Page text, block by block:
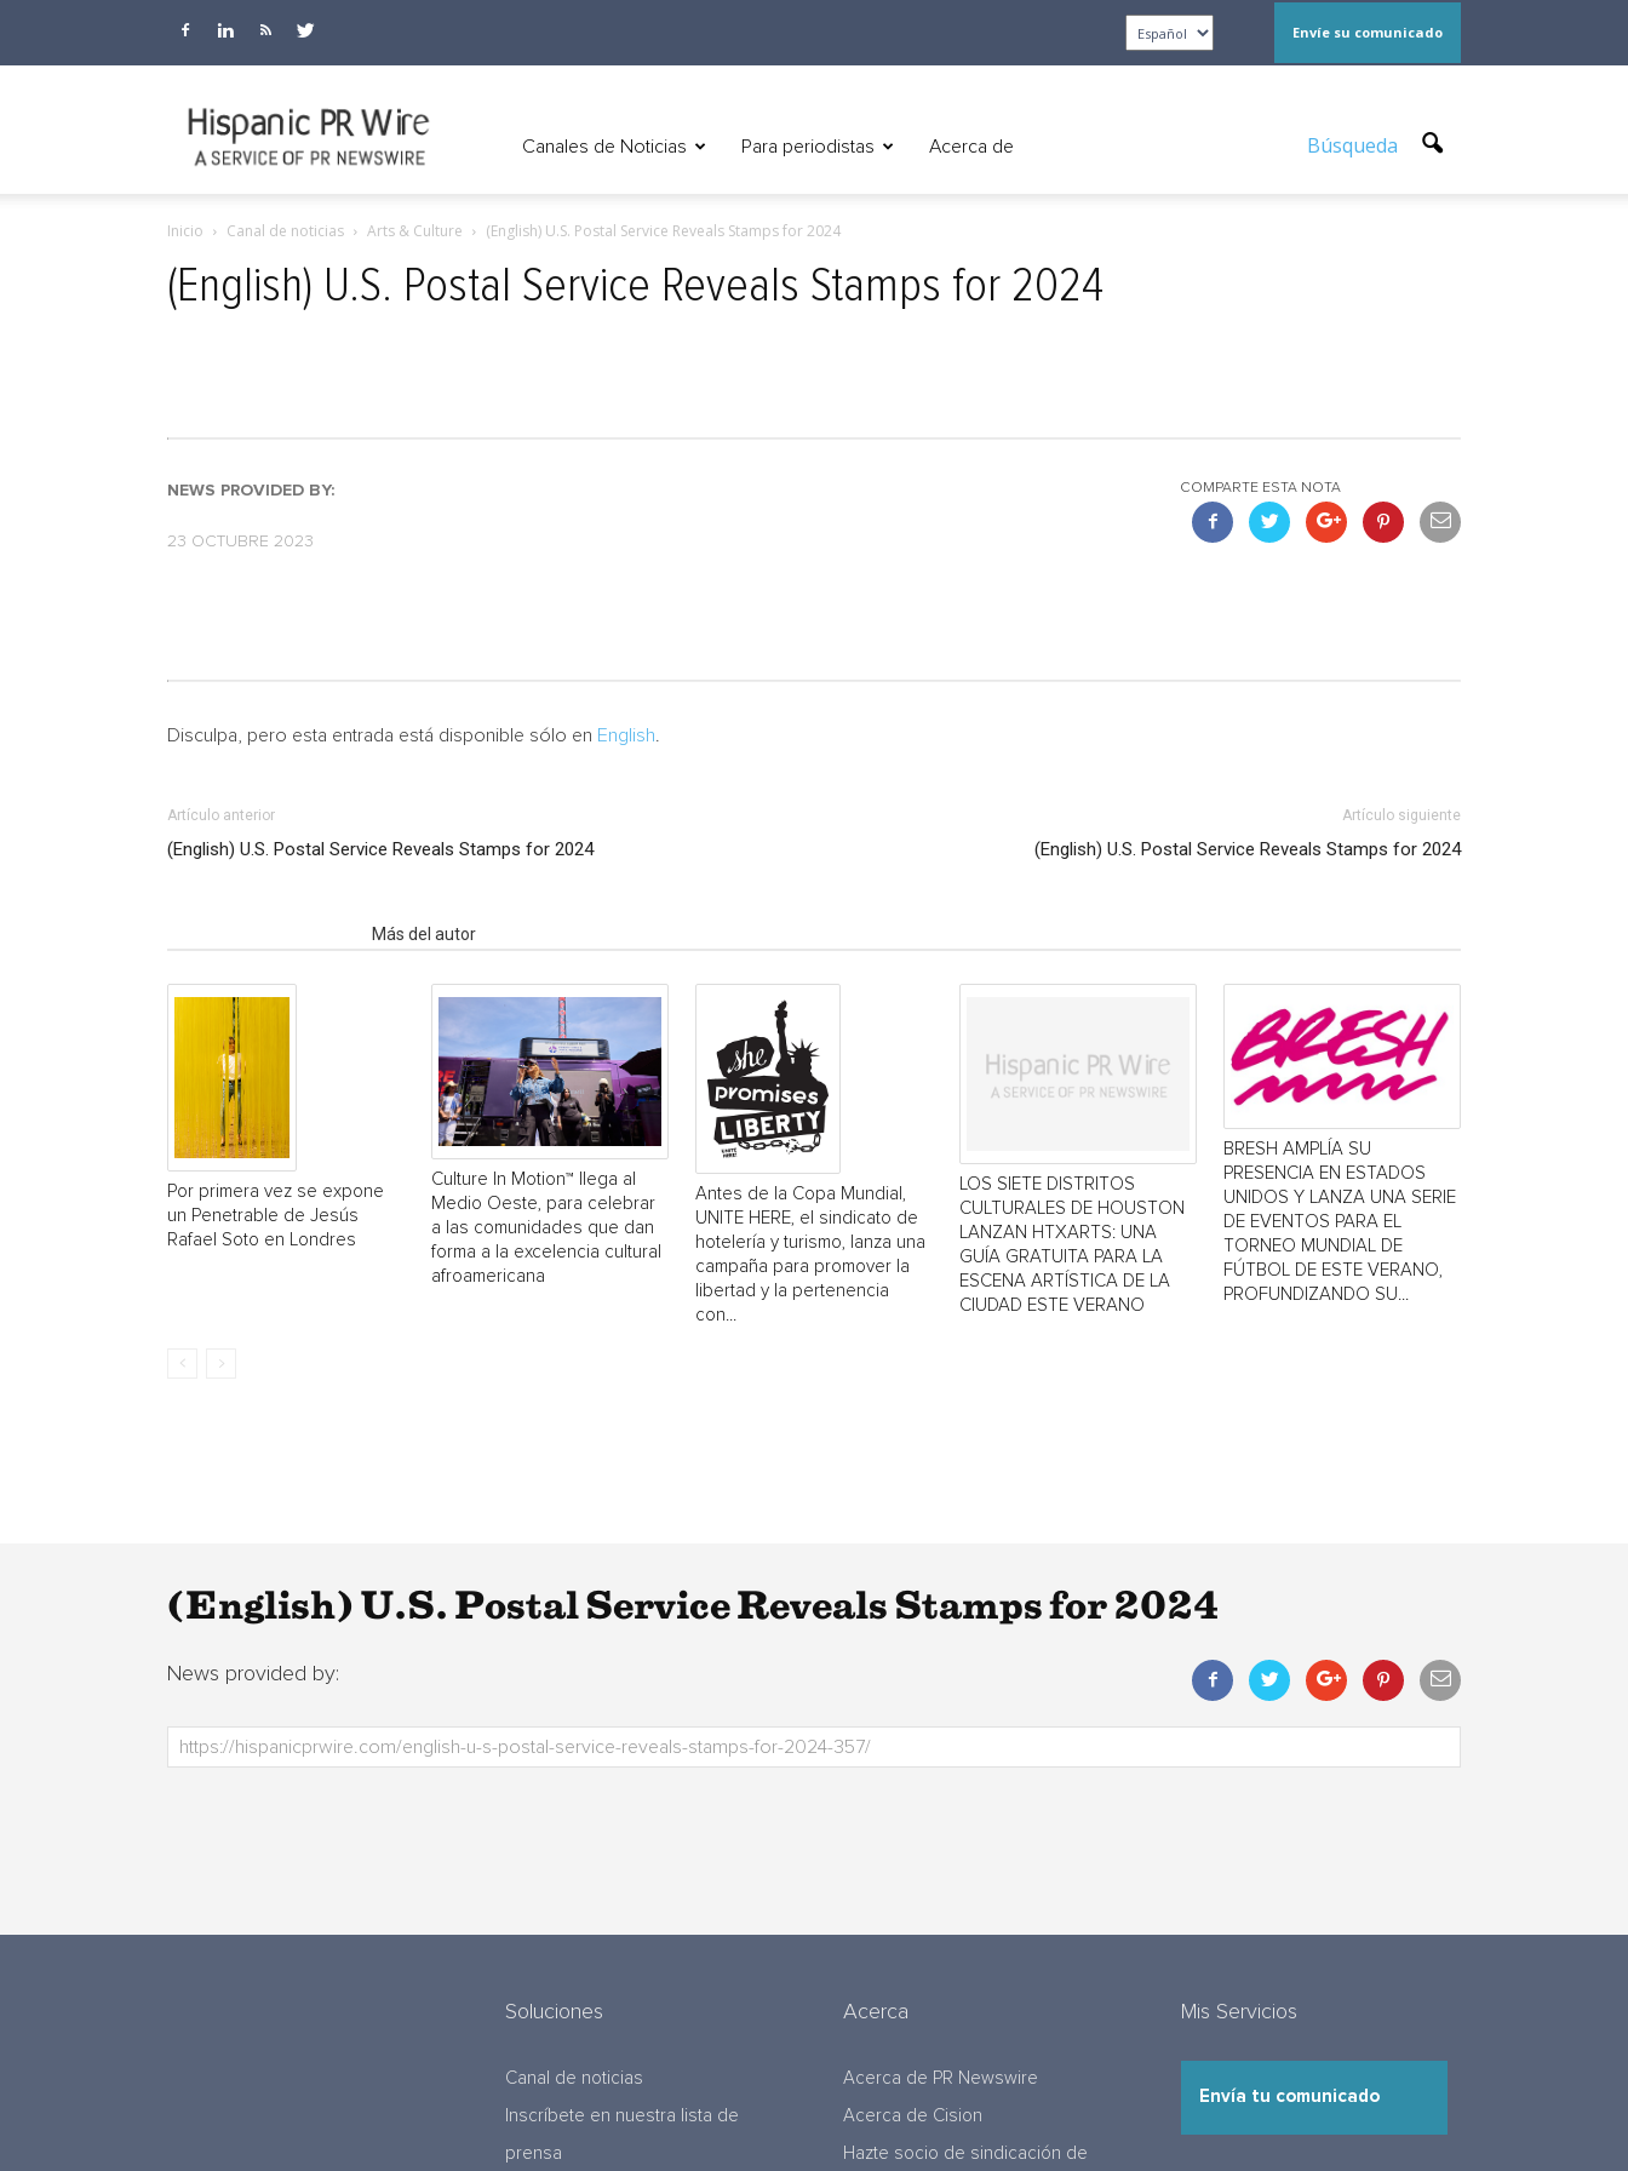
Envíe su comunicado
Canales de Noticias Para periodistas Acerca de Búsqueda
Inicio Canal de noticias Arts & Culture (English) U.S. Postal Service Reveals Stamps for 2024
(English) U.S. Postal Service Reveals Stamps for 2024
NEWS PROVIDED BY:
23 OCTUBRE 2023
COMPARTE ESTA NOTA
Disculpa, pero esta entrada está disponible sólo en English
Artículo anterior
(English) U.S. Postal Service Reveals Stamps for 2024
Artículo siguiente
(English) U.S. Postal Service Reveals Stamps for 2024
Más del autor
Por primera vez se expone
un Penetrable de Jesús
Rafael Soto en Londres
Culture In Motion™ llega al
Medio Oeste, para celebrar
a las comunidades que dan
forma a la excelencia cultural
afroamericana
Antes de la Copa Mundial,
UNITE HERE, el sindicato de
hotelería y turismo, lanza una
campaña para promover la
libertad y la pertenencia
con...
LOS SIETE DISTRITOS
CULTURALES DE HOUSTON
LANZAN HTXARTS: UNA
GUÍA GRATUITA PARA LA
ESCENA ARTÍSTICA DE LA
CIUDAD ESTE VERANO
BRESH AMPLÍA SU
PRESENCIA EN ESTADOS
UNIDOS Y LANZA UNA SERIE
DE EVENTOS PARA EL
TORNEO MUNDIAL DE
FÚTBOL DE ESTE VERANO,
PROFUNDIZANDO SU...
(English) U.S. Postal Service Reveals Stamps for 2024
News provided by:
Soluciones
Canal de noticias
Inscríbete en nuestra lista de
prensa
Acerca
Acerca de PR Newswire
Acerca de Cision
Hazte socio de sindicación de
Mis Servicios
Envía tu comunicado